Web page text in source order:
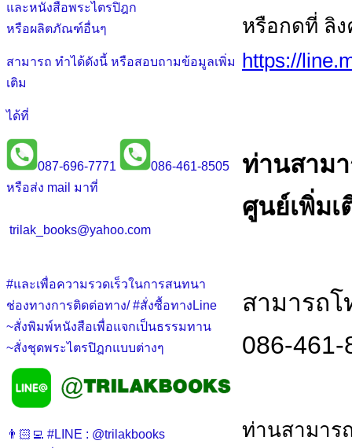
และหนังสือพระไตรปิฎก
หรือผลิตภัณฑ์อื่นๆ
สามารถ ทำได้ดังนี้ หรือสอบถามข้อมูลเพิ่ม
เติม
ได้ที่
087-696-7771
086-461-8505
หรือส่ง mail มาที่
trilak_books@yahoo.com
#และเพื่อความรวดเร็วในการสนทนา
ช่องทางการติดต่อทาง/ #สั่งซื้อทางLine
~สั่งพิมพ์หนังสือเพื่อแจกเป็นธรรมทาน
~สั่งชุดพระไตรปิฎกแบบต่างๆ
👨🏻‍💻 #LINE : @trilakbooks
หรือกดที่ ลิง
https://
ท่านสาม
ศูนย์เพิ่มเ
สามารถ
086-461-
ท่านสามาร